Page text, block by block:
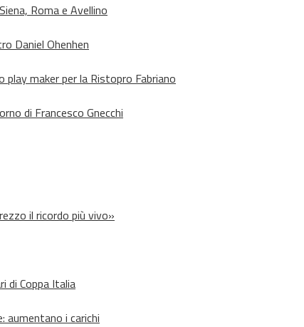
Roma e Avellino
Daniel Ohenhen
maker per la Ristopro Fabriano
di Francesco Gnecchi
il ricordo più vivo»
di Coppa Italia
aumentano i carichi